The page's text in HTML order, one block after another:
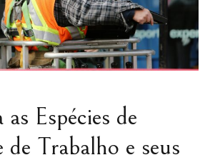
Espécies de
Trabalho e seus